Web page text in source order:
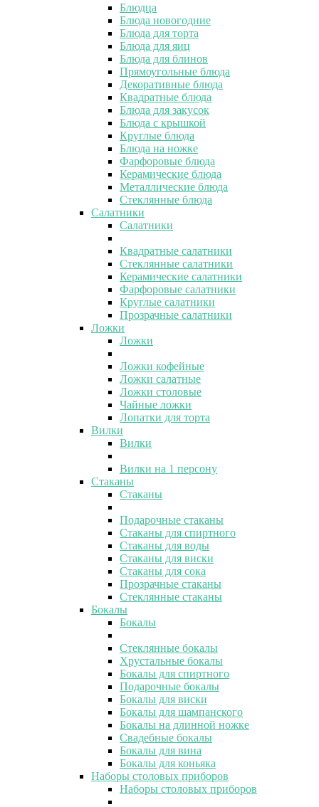
Блюдца
Блюда новогодние
Блюда для торта
Блюда для яиц
Блюда для блинов
Прямоугольные блюда
Декоративные блюда
Квадратные блюда
Блюда для закусок
Блюда с крышкой
Круглые блюда
Блюда на ножке
Фарфоровые блюда
Керамические блюда
Металлические блюда
Стеклянные блюда
Салатники
Салатники
Квадратные салатники
Стеклянные салатники
Керамические салатники
Фарфоровые салатники
Круглые салатники
Прозрачные салатники
Ложки
Ложки
Ложки кофейные
Ложки салатные
Ложки столовые
Чайные ложки
Лопатки для торта
Вилки
Вилки
Вилки на 1 персону
Стаканы
Стаканы
Подарочные стаканы
Стаканы для спиртного
Стаканы для воды
Стаканы для виски
Стаканы для сока
Прозрачные стаканы
Стеклянные стаканы
Бокалы
Бокалы
Стеклянные бокалы
Хрустальные бокалы
Бокалы для спиртного
Подарочные бокалы
Бокалы для виски
Бокалы для шампанского
Бокалы на длинной ножке
Свадебные бокалы
Бокалы для вина
Бокалы для коньяка
Наборы столовых приборов
Наборы столовых приборов